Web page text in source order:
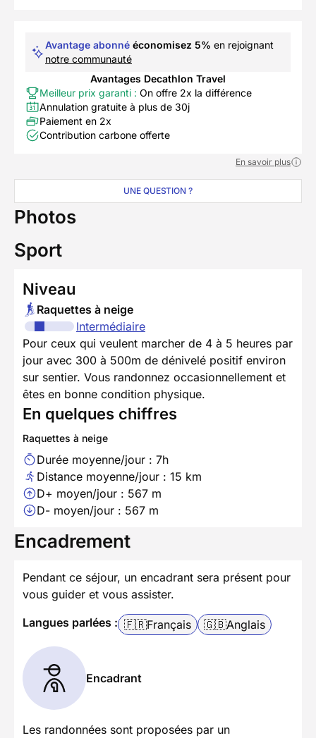
Avantage abonné économisez 5% en rejoignant
notre communauté
Avantages Decathlon Travel
Meilleur prix garanti : On offre 2x la différence
Annulation gratuite à plus de 30j
Paiement en 2x
Contribution carbone offerte
En savoir plus
UNE QUESTION ?
Photos
Sport
Niveau
Raquettes à neige
Intermédiaire
Pour ceux qui veulent marcher de 4 à 5 heures par
jour avec 300 à 500m de dénivelé positif environ
sur sentier. Vous randonnez occasionnellement et
êtes en bonne condition physique.
En quelques chiffres
Raquettes à neige
Durée moyenne/jour : 7h
Distance moyenne/jour : 15 km
D+ moyen/jour : 567 m
D- moyen/jour : 567 m
Encadrement
Pendant ce séjour, un encadrant sera présent pour
vous guider et vous assister.
Langues parlées : 🇫🇷Français 🇬🇧Anglais
Encadrant
Les randonnées sont proposées par un